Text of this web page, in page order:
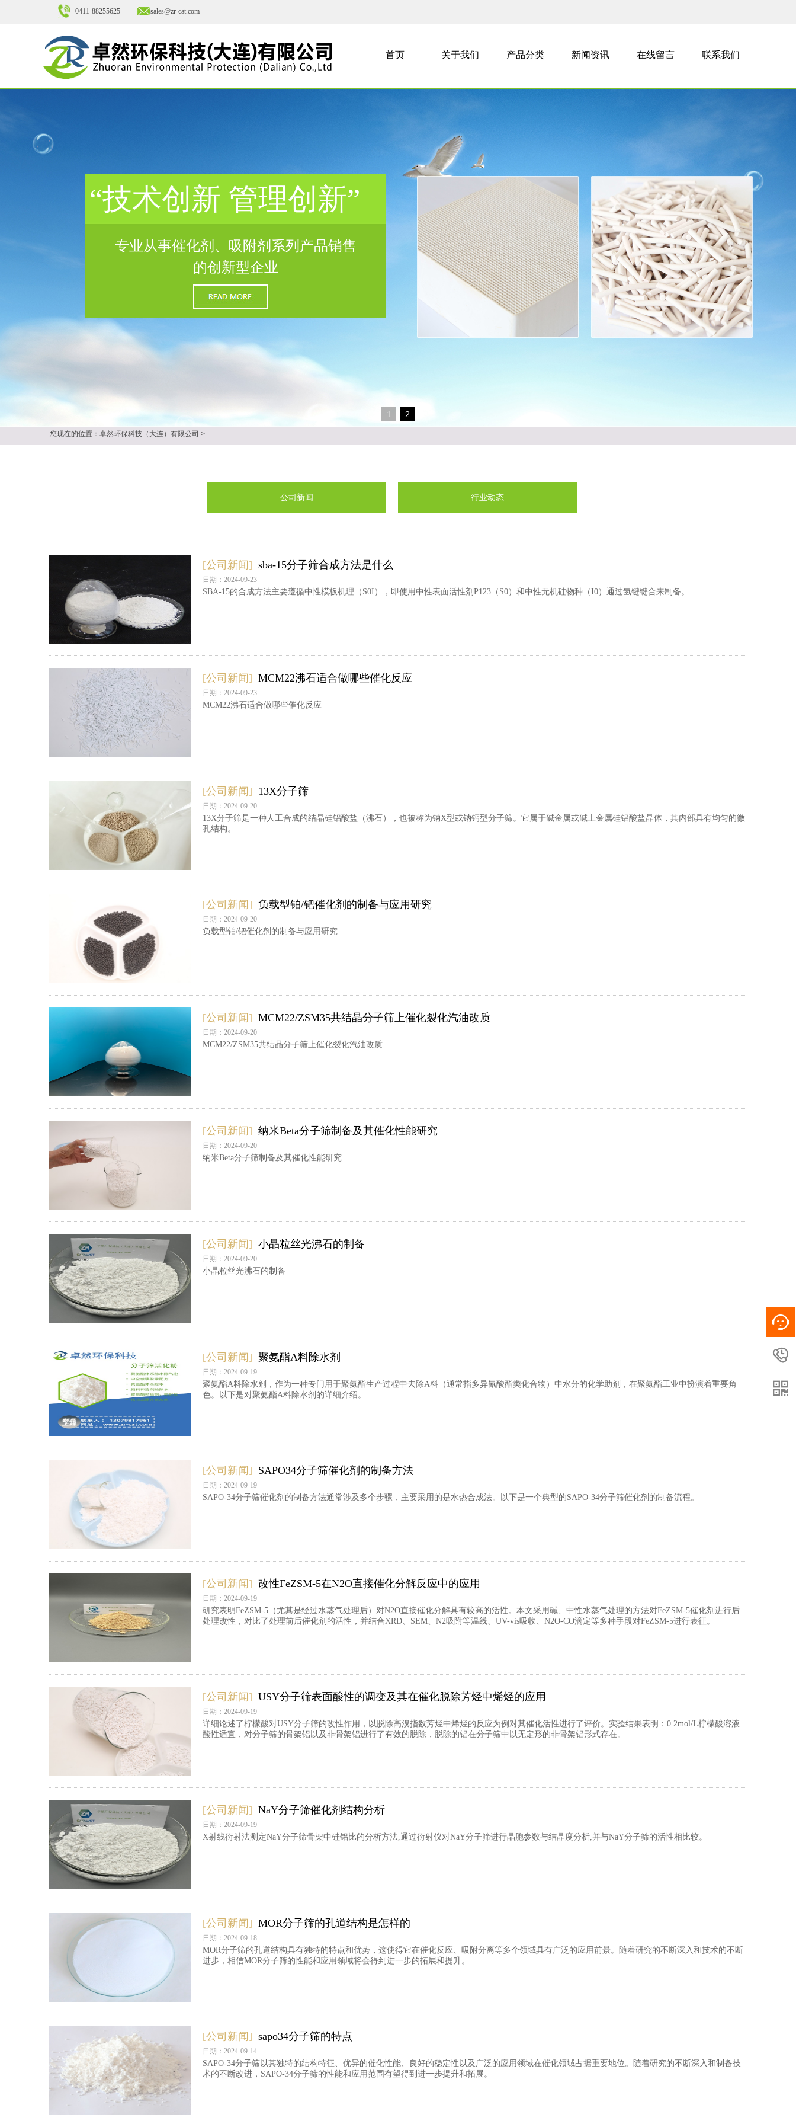
1 2
0411-88255625 sales@zr-cat.com
“技术创新 管理创新”
专业从事催化剂、吸附剂系列产品销售
的创新型企业
首页 关于我们 产品分类 新闻资讯 在线留言 联系我们
[公司新闻] sba-15分子筛合成方法是什么
日期：2024-09-23
SBA-15的合成方法主要遵循中性模板机理（S0I），即使用中性表面活性剂P123（S0）和中性无机硅物种（I0）通过氢键键合来制备。
[公司新闻] MCM22沸石适合做哪些催化反应
日期：2024-09-23
MCM22沸石适合做哪些催化反应
[公司新闻] 13X分子筛
日期：2024-09-20
13X分子筛是一种人工合成的结晶硅铝酸盐（沸石），也被称为钠X型或钠钙型分子筛。它属于碱金属或碱土金属硅铝酸盐晶体，其内部具有均匀的微
孔结构。
[公司新闻] 负载型铂/钯催化剂的制备与应用研究
日期：2024-09-20
负载型铂/钯催化剂的制备与应用研究
[公司新闻] MCM22/ZSM35共结晶分子筛上催化裂化汽油改质
日期：2024-09-20
MCM22/ZSM35共结晶分子筛上催化裂化汽油改质
[公司新闻] 纳米Beta分子筛制备及其催化性能研究
日期：2024-09-20
纳米Beta分子筛制备及其催化性能研究
[公司新闻] 小晶粒丝光沸石的制备
日期：2024-09-20
小晶粒丝光沸石的制备
[公司新闻] 聚氨酯A料除水剂
日期：2024-09-19
聚氨酯A料除水剂，作为一种专门用于聚氨酯生产过程中去除A料（通常指多异氰酸酯类化合物）中水分的化学助剂，在聚氨酯工业中扮演着重要角
色。以下是对聚氨酯A料除水剂的详细介绍。
[公司新闻] SAPO34分子筛催化剂的制备方法
日期：2024-09-19
SAPO-34分子筛催化剂的制备方法通常涉及多个步骤，主要采用的是水热合成法。以下是一个典型的SAPO-34分子筛催化剂的制备流程。
[公司新闻] 改性FeZSM-5在N2O直接催化分解反应中的应用
日期：2024-09-19
研究表明FeZSM-5（尤其是经过水蒸气处理后）对N2O直接催化分解具有较高的活性。本文采用碱、中性水蒸气处理的方法对FeZSM-5催化剂进行后
处理改性，对比了处理前后催化剂的活性，并结合XRD、SEM、N2吸附等温线、UV-vis吸收、N2O-CO滴定等多种手段对FeZSM-5进行表征。
[公司新闻] USY分子筛表面酸性的调变及其在催化脱除芳烃中烯烃的应用
日期：2024-09-19
详细论述了柠檬酸对USY分子筛的改性作用，以脱除高溴指数芳烃中烯烃的反应为例对其催化活性进行了评价。实验结果表明：0.2mol/L柠檬酸溶液
酸性适宜，对分子筛的骨架铝以及非骨架铝进行了有效的脱除，脱除的铝在分子筛中以无定形的非骨架铝形式存在。
[公司新闻] NaY分子筛催化剂结构分析
日期：2024-09-19
X射线衍射法测定NaY分子筛骨架中硅铝比的分析方法,通过衍射仪对NaY分子筛进行晶胞参数与结晶度分析,并与NaY分子筛的活性相比较。
[公司新闻] MOR分子筛的孔道结构是怎样的
日期：2024-09-18
MOR分子筛的孔道结构具有独特的特点和优势，这使得它在催化反应、吸附分离等多个领域具有广泛的应用前景。随着研究的不断深入和技术的不断
进步，相信MOR分子筛的性能和应用领域将会得到进一步的拓展和提升。
[公司新闻] sapo34分子筛的特点
日期：2024-09-14
SAPO-34分子筛以其独特的结构特征、优异的催化性能、良好的稳定性以及广泛的应用领域在催化领域占据重要地位。随着研究的不断深入和制备技
术的不断改进，SAPO-34分子筛的性能和应用范围有望得到进一步提升和拓展。
您现在的位置： 卓然环保科技（大连）有限公司 >
公司新闻 行业动态

